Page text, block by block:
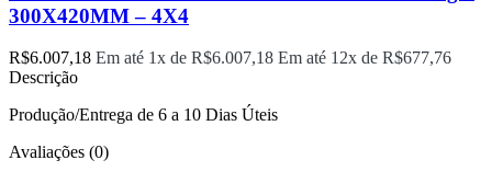
300X420MM – 4X4
R$6.007,18 Em até 1x de R$6.007,18 Em até 12x de R$677,76
Descrição
Produção/Entrega de 6 a 10 Dias Úteis
Avaliações (0)